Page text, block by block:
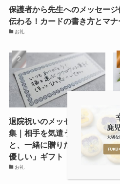
保護者から先生へのメッセー
伝わる！カードの書き方とマナ
お礼
退院祝いのメッセージ例文
集｜相手を気遣う言葉選び
と、一緒に贈りたい「体に
優しい」ギフト
お礼